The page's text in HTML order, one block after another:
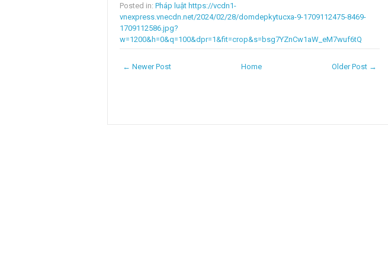
Posted in: Pháp luật https://vcdn1-
vnexpress.vnecdn.net/2024/02/28/domdepkytucxa-9-1709112475-8469-
1709112586.jpg?
w=1200&h=0&q=100&dpr=1&fit=crop&s=bsg7YZnCw1aW_eM7wuf6tQ
← Newer Post Older Post →
Home